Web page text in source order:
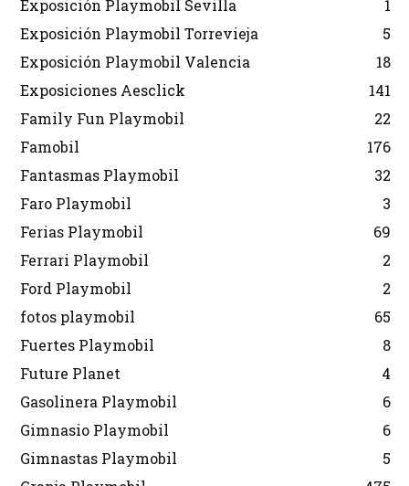
Exposición Playmobil Sevilla
1
Exposición Playmobil Torrevieja
5
Exposición Playmobil Valencia
18
Exposiciones Aesclick
141
Family Fun Playmobil
22
Famobil
176
Fantasmas Playmobil
32
Faro Playmobil
3
Ferias Playmobil
69
Ferrari Playmobil
2
Ford Playmobil
2
fotos playmobil
65
Fuertes Playmobil
8
Future Planet
4
Gasolinera Playmobil
6
Gimnasio Playmobil
6
Gimnastas Playmobil
5